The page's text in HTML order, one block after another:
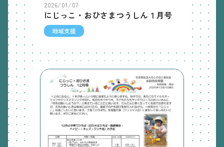
2026/01/07
にじっこ・おひさまつうしん１月号
地域支援